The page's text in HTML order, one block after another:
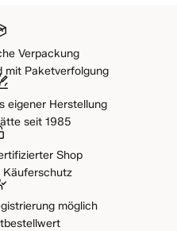
Verpackung
mit Paketverfolgung
eigener Herstellung
seit 1985
Shop
Käuferschutz
möglich